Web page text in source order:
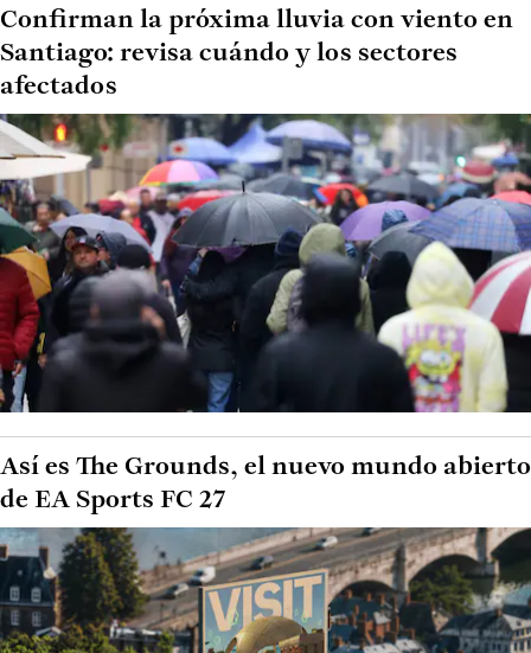
Confirman la próxima lluvia con viento en
Santiago: revisa cuándo y los sectores
afectados
Así es The Grounds, el nuevo mundo abierto
de EA Sports FC 27